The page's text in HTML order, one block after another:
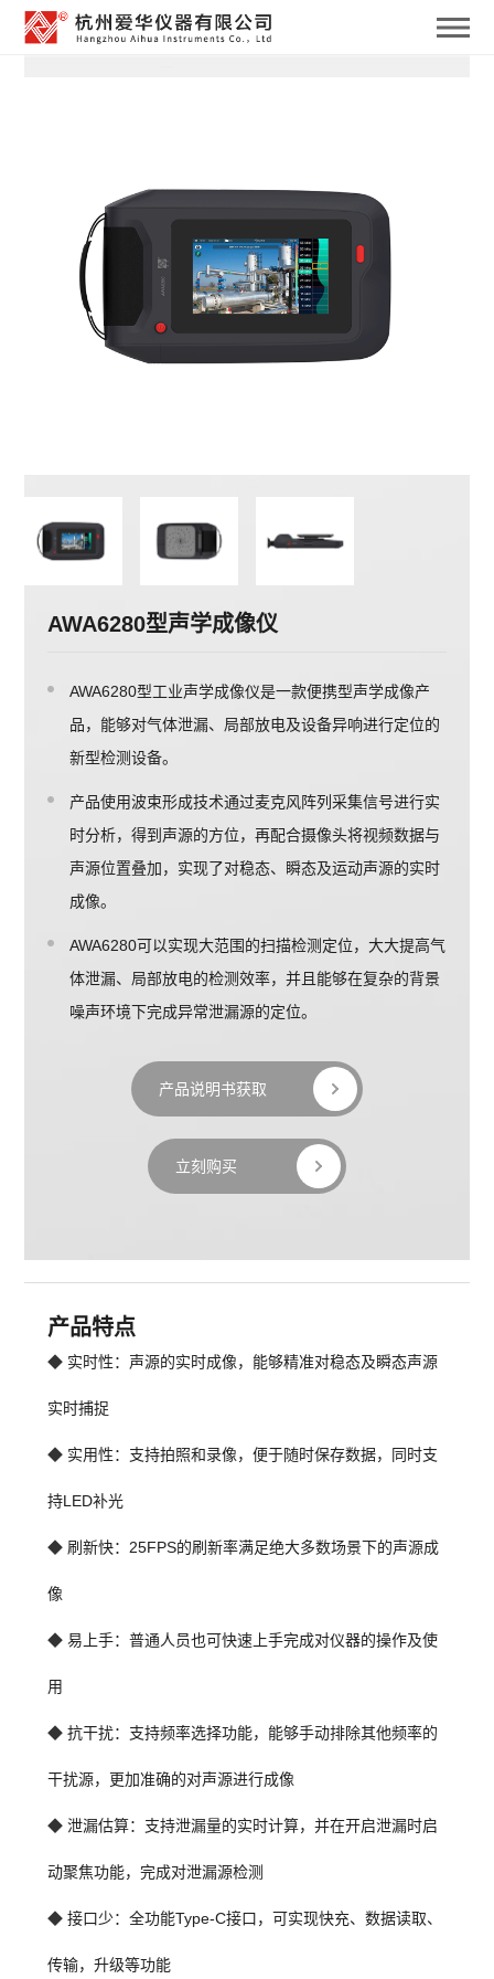
AWA6280型声学成像仪
AWA6280型工业声学成像仪是一款便携型声学成像产
品，能够对气体泄漏、局部放电及设备异响进行定位的
新型检测设备。
产品使用波束形成技术通过麦克风阵列采集信号进行实
时分析，得到声源的方位，再配合摄像头将视频数据与
声源位置叠加，实现了对稳态、瞬态及运动声源的实时
成像。
AWA6280可以实现大范围的扫描检测定位，大大提高气
体泄漏、局部放电的检测效率，并且能够在复杂的背景
噪声环境下完成异常泄漏源的定位。
产品说明书获取
立刻购买
产品特点
◆ 实时性：声源的实时成像，能够精准对稳态及瞬态声源
实时捕捉
◆ 实用性：支持拍照和录像，便于随时保存数据，同时支
持LED补光
◆ 刷新快：25FPS的刷新率满足绝大多数场景下的声源成
像
◆ 易上手：普通人员也可快速上手完成对仪器的操作及使
用
◆ 抗干扰：支持频率选择功能，能够手动排除其他频率的
干扰源，更加准确的对声源进行成像
◆ 泄漏估算：支持泄漏量的实时计算，并在开启泄漏时启
动聚焦功能，完成对泄漏源检测
◆ 接口少：全功能Type-C接口，可实现快充、数据读取、
传输，升级等功能